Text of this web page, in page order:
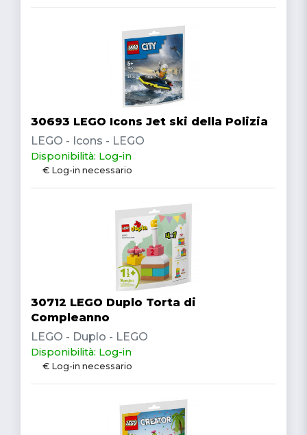
30693 LEGO Icons Jet ski della Polizia
LEGO - Icons - LEGO
Disponibilità: Log-in
€ Log-in necessario
30712 LEGO Duplo Torta di
Compleanno
LEGO - Duplo - LEGO
Disponibilità: Log-in
€ Log-in necessario